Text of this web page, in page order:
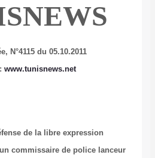
N°4115 du 05.10.2011
www.tunisnews.net
de la libre expression
commissaire de police lanceur